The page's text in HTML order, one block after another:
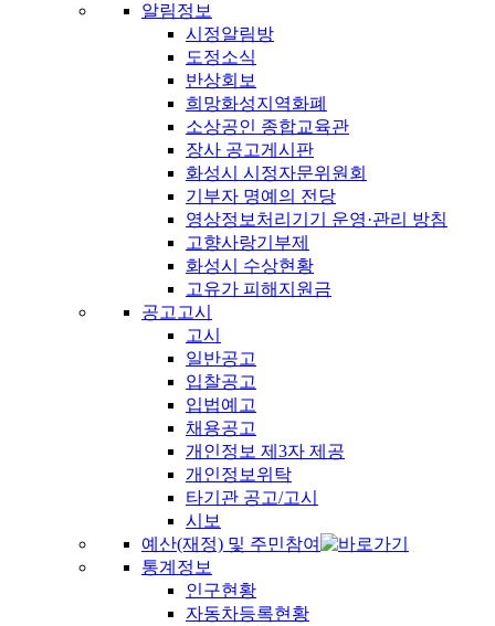
알림정보
시정알림방
도정소식
반상회보
희망화성지역화폐
소상공인 종합교육관
장사 공고게시판
화성시 시정자문위원회
기부자 명예의 전당
영상정보처리기기 운영·관리 방침
고향사랑기부제
화성시 수상현황
고유가 피해지원금
공고고시
고시
일반공고
입찰공고
입법예고
채용공고
개인정보 제3자 제공
개인정보위탁
타기관 공고/고시
시보
예산(재정) 및 주민참여
통계정보
인구현황
자동차등록현황